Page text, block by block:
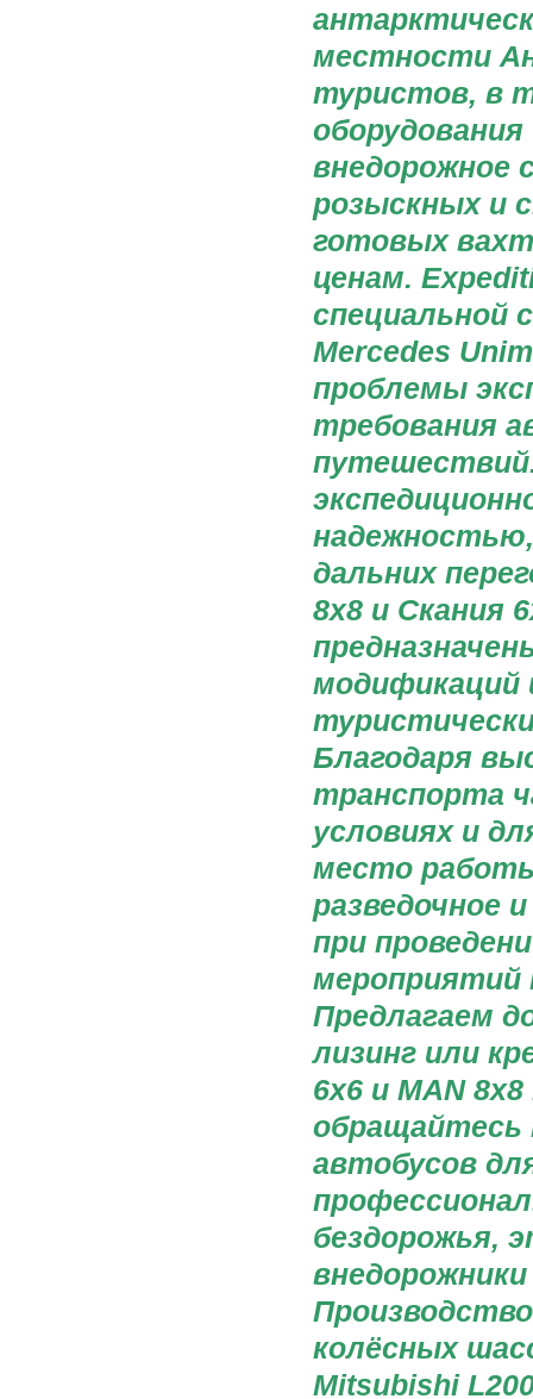
местности
туристов, в
внедорожное
розыскных и
готовых
ценам.
специальной
Mercedes
проблемы
требования
дальних
8х8 и Скания
модификаций
Благодаря
транспорта
условиях и
место
разведочное
при
мероприятий
Предлагаем
лизинг или
6х6 и MAN
обращайтесь
автобусов
бездорожья,
колёсных
Mitsubishi